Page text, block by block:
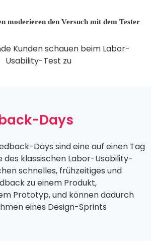
moderieren den Versuch mit dem Tester
Days
Days sind eine auf einen Tag
klassischen Labor-Usability-
schnelles, frühzeitiges und
zu einem Produkt,
Prototyp, und können dadurch
eines Design-Sprints